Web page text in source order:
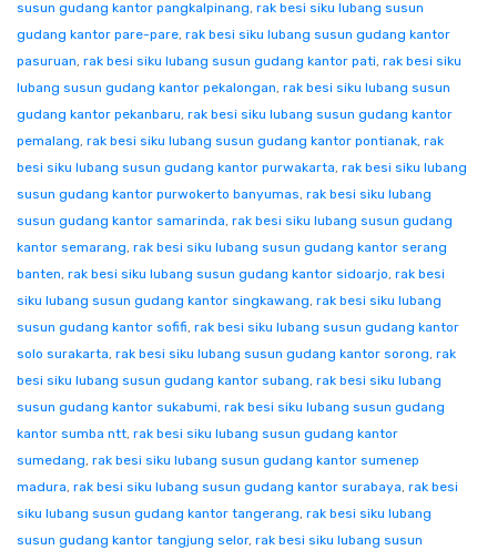
susun gudang kantor pangkalpinang, rak besi siku lubang susun
gudang kantor pare-pare, rak besi siku lubang susun gudang kantor
pasuruan, rak besi siku lubang susun gudang kantor pati, rak besi siku
lubang susun gudang kantor pekalongan, rak besi siku lubang susun
gudang kantor pekanbaru, rak besi siku lubang susun gudang kantor
pemalang, rak besi siku lubang susun gudang kantor pontianak, rak
besi siku lubang susun gudang kantor purwakarta, rak besi siku lubang
susun gudang kantor purwokerto banyumas, rak besi siku lubang
susun gudang kantor samarinda, rak besi siku lubang susun gudang
kantor semarang, rak besi siku lubang susun gudang kantor serang
banten, rak besi siku lubang susun gudang kantor sidoarjo, rak besi
siku lubang susun gudang kantor singkawang, rak besi siku lubang
susun gudang kantor sofifi, rak besi siku lubang susun gudang kantor
solo surakarta, rak besi siku lubang susun gudang kantor sorong, rak
besi siku lubang susun gudang kantor subang, rak besi siku lubang
susun gudang kantor sukabumi, rak besi siku lubang susun gudang
kantor sumba ntt, rak besi siku lubang susun gudang kantor
sumedang, rak besi siku lubang susun gudang kantor sumenep
madura, rak besi siku lubang susun gudang kantor surabaya, rak besi
siku lubang susun gudang kantor tangerang, rak besi siku lubang
susun gudang kantor tangjung selor, rak besi siku lubang susun